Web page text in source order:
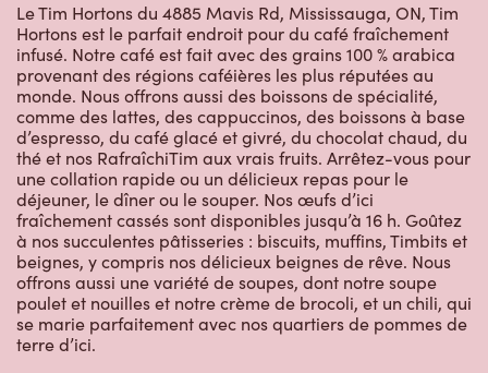
Le Tim Hortons du 4885 Mavis Rd, Mississauga, ON, Tim
Hortons est le parfait endroit pour du café fraîchement
infusé. Notre café est fait avec des grains 100 % arabica
provenant des régions caféières les plus réputées au
monde. Nous offrons aussi des boissons de spécialité,
comme des lattes, des cappuccinos, des boissons à base
d’espresso, du café glacé et givré, du chocolat chaud, du
thé et nos RafraîchiTim aux vrais fruits. Arrêtez-vous pour
une collation rapide ou un délicieux repas pour le
déjeuner, le dîner ou le souper. Nos œufs d’ici
fraîchement cassés sont disponibles jusqu’à 16 h. Goûtez
à nos succulentes pâtisseries : biscuits, muffins, Timbits et
beignes, y compris nos délicieux beignes de rêve. Nous
offrons aussi une variété de soupes, dont notre soupe
poulet et nouilles et notre crème de brocoli, et un chili, qui
se marie parfaitement avec nos quartiers de pommes de
terre d’ici.